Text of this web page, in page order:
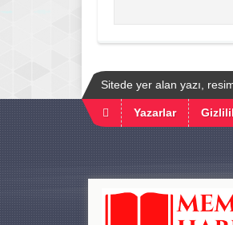
Sitede yer alan yazı,
Yazarlar